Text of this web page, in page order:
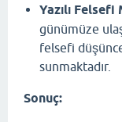
Yazılı
günümüze
felsefi
sunmaktadır.
Sonuç: